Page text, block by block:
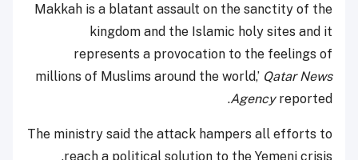
Makkah is a blatant assault on the sanctity of the
kingdom and the Islamic holy sites and it
represents a provocation to the feelings of
millions of Muslims around the world,’ Qatar News
Agency reported.
The ministry said the attack hampers all efforts to
reach a political solution to the Yemeni crisis.